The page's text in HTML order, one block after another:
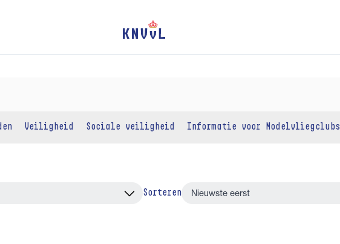
Veiligheid Sociale veiligheid Informatie voor Modelvliegclubs
Sorteren